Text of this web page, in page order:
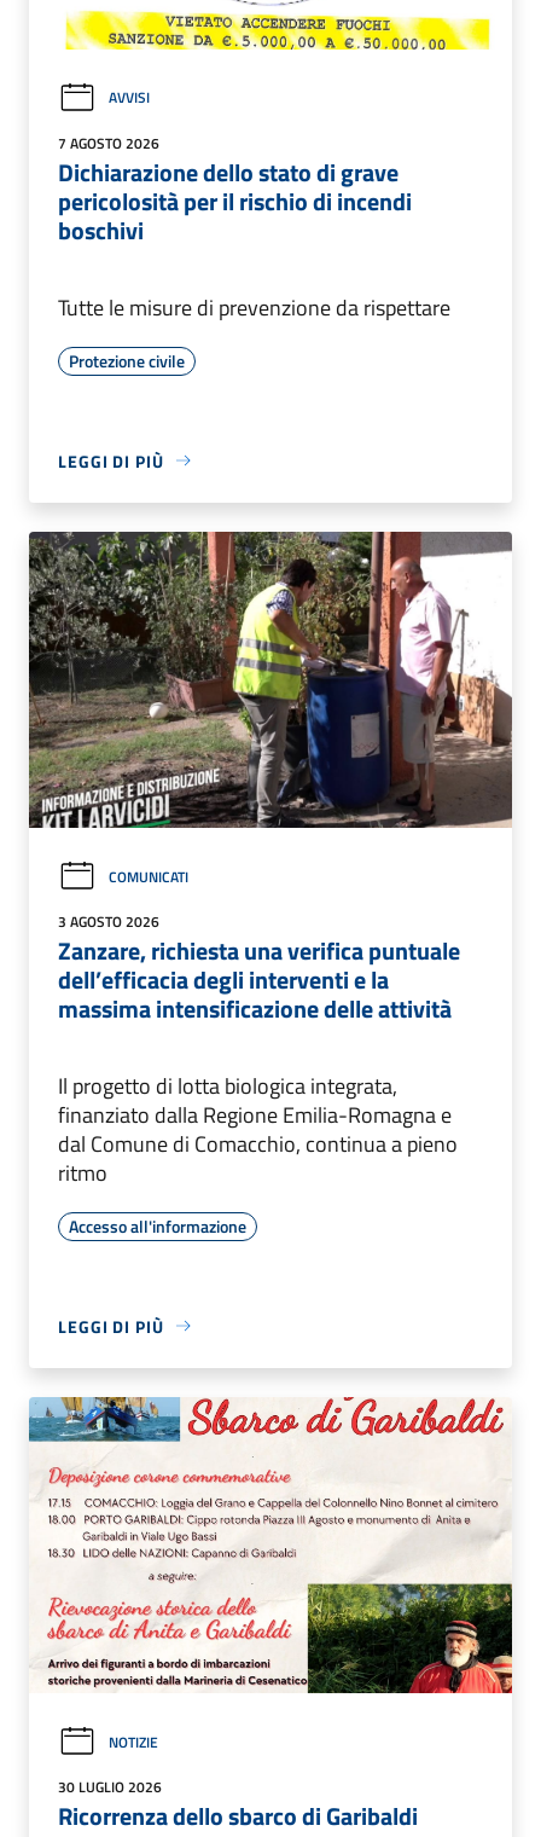
AVVISI
7 AGOSTO 2026
Dichiarazione dello stato di grave
pericolosità per il rischio di incendi
boschivi
Tutte le misure di prevenzione da rispettare
Protezione civile
LEGGI DI PIÙ
COMUNICATI
3 AGOSTO 2026
Zanzare, richiesta una verifica puntuale
dell’efficacia degli interventi e la
massima intensificazione delle attività
Il progetto di lotta biologica integrata,
finanziato dalla Regione Emilia-Romagna e
dal Comune di Comacchio, continua a pieno
ritmo
Accesso all'informazione
LEGGI DI PIÙ
NOTIZIE
30 LUGLIO 2026
Ricorrenza dello sbarco di Garibaldi